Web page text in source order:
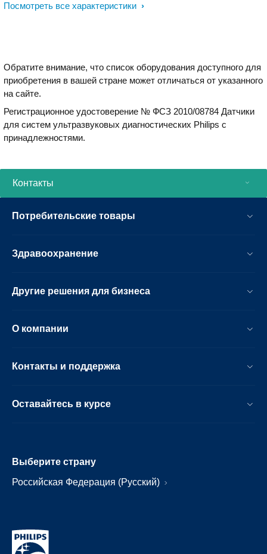
Посмотреть все характеристики
Обратите внимание, что список оборудования доступного для
приобретения в вашей стране может отличаться от указанного
на сайте.
Регистрационное удостоверение № ФСЗ 2010/08784 Датчики
для систем ультразвуковых диагностических Philips с
принадлежностями.
Контакты
Потребительские товары
Здравоохранение
Другие решения для бизнеса
О компании
Контакты и поддержка
Оставайтесь в курсе
Выберите страну
Российская Федерация (Русский)